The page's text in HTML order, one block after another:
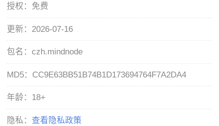
授权： 免费
更新： 2026-07-16
包名：czh.mindnode
MD5： CC9E63BB51B74B1D173694764F7A2DA4
年龄： 18+
隐私： 查看隐私政策